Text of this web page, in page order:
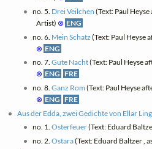
no. 5. Drei Veilchen (Text: Paul
Artist) ⊗ ENG
no. 6. Mein Schatz (Text: Paul Heyse
⊗ ENG
no. 7. Gute Nacht(Text: Paul Heyse
⊗ ENG FRE
no. 8. Ganz Rom (Text: Paul Heyse
⊗ ENG FRE
Aus der Edda, zwei Gedichte von Ellar Ling
no. 1. Osterfeuer(Text: Eduard
no. 2. Ostara(Text: Eduard Baltzer ,